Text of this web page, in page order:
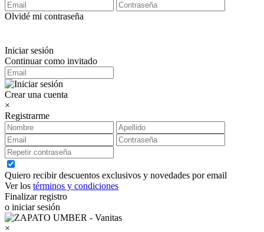
Olvidé mi contraseña
Iniciar sesión
Continuar como invitado
Crear una cuenta
×
Registrarme
Quiero recibir descuentos exclusivos y novedades por email
Ver los términos y condiciones
Finalizar registro
o iniciar sesión
×